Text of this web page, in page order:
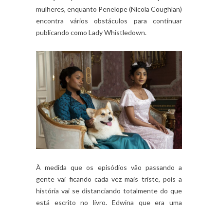
mulheres, enquanto Penelope (Nicola Coughlan)
encontra vários obstáculos para continuar
publicando como Lady Whistledown.
À medida que os episódios vão passando a
gente vai ficando cada vez mais triste, pois a
história vai se distanciando totalmente do que
está escrito no livro. Edwina que era uma